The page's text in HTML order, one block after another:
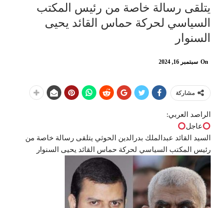
يتلقى رسالة خاصة من رئيس المكتب
السياسي لحركة حماس القائد يحيى
السنوار
On سبتمبر 16, 2024
مشاركة
الراصد العربي:
عاجل
السيد القائد عبدالملك بدرالدين الحوثي يتلقى رسالة خاصة من
رئيس المكتب السياسي لحركة حماس القائد يحيى السنوار